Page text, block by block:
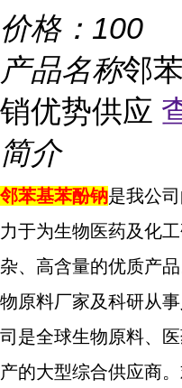
价格： 100
产品名称邻
销优势供应
简介
邻苯基苯酚钠是我公
力于为生物医药及化
杂、高含量的优质产
物原料厂家及科研从
司是全球生物原料、
产的大型综合供应商